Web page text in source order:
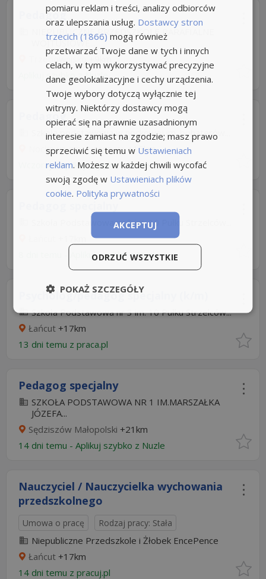
Pedagog
NIEPUBLICZNE PRZEDSZKOLE PARAFIALNE
WOJTUSIOWE...
Trzebownisko
Aplikuj szybko z Nuzle
Pedagog
Szkoła podstawowa w nockowej im. bohaterów...
Nockowa gm. Iwierzyce +15km
Wczoraj-Aplikuj szybko z Nuzle
Szkoła Podstawowa nr 3 im. 10 Pułku Strzelców...
Aplikuj szybko z Nuzle
Psycholog/pedagog specjalny (k/m)
Szkoła Podstawowa nr 3 im. 10 Pułku Strzelców...
Łańcut +17km
13 dni temu z praca.pl
Pedagog specjalny
SZKOŁA PODSTAWOWA NR 1 IM.MARSZAŁKA
JÓZEFA...
Sędziszów Małopolski +21km
14 dni temu - Aplikuj szybko z Nuzle
Nauczyciel / Nauczycielka wychowania
przedszkolnego
Umowa o pracę Rodzaj pracy: Stała
Niepubliczne Przedszkole i Żłobek EncePence
Łańcut +17km
14 dni temu z pracuj.pl
pomiaru reklam i treści, analizy odbiorców
oraz ulepszania usług. Dostawcy stron
trzecich (1866) mogą również
przetwarzać Twoje dane w tych i innych
celach, w tym wykorzystywać precyzyjne
dane geolokalizacyjne i cechy urządzenia.
Twoje wybory dotyczą wyłącznie tej
witryny. Niektórzy dostawcy mogą
opierać się na prawnie uzasadnionym
interesie zamiast na zgodzie; masz prawo
sprzeciwić się temu w Ustawieniach
reklam. Możesz w każdej chwili wycofać
swoją zgodę w Ustawieniach plików
cookie. Polityka prywatności
AKCEPTUJ
ODRZUĆ WSZYSTKIE
POKAŻ SZCZEGÓŁY